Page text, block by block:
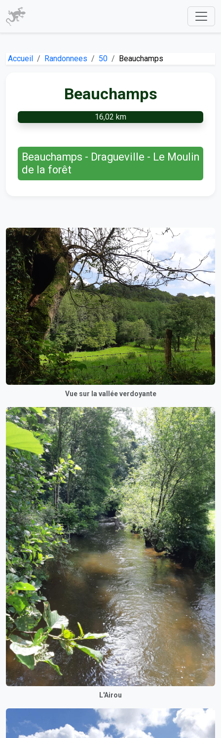
Accueil Randonnees 50 Beauchamps
Beauchamps
16,02 km
Beauchamps - Dragueville - Le Moulin
de la forêt
Vue sur la vallée verdoyante
L'Airou